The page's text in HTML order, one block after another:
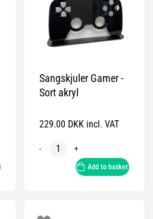
Sangskjuler Gamer -
Sort akryl
229.00 DKK incl. VAT
- +
Add to basket